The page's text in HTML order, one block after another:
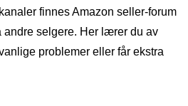
finnes Amazon seller-forum
andre selgere. Her lærer du av
problemer eller får ekstra